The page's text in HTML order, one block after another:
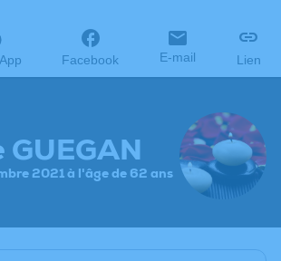
Facebook E-mail Lien
2021 à l'âge de 62 ans